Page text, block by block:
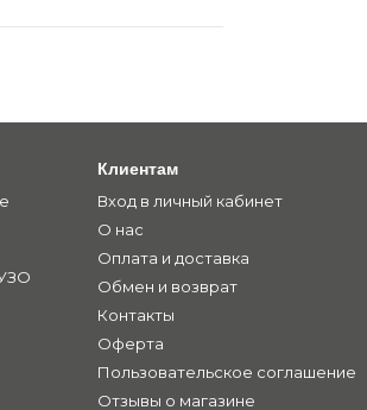
Клиентам
Вход в личный кабинет
О нас
Оплата и доставка
Обмен и возврат
Контакты
Оферта
Пользовательское соглашение
Отзывы о магазине